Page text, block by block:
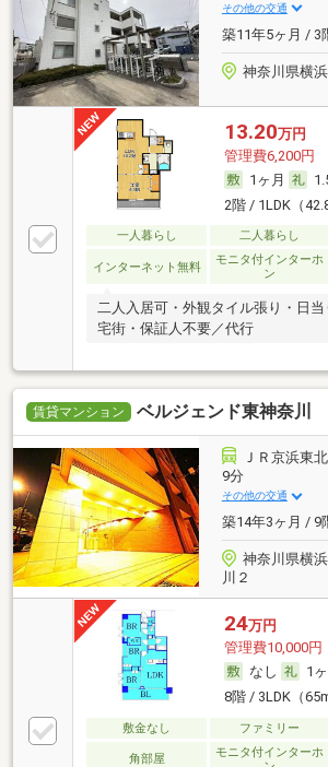
その他の交通
築11年5ヶ月 / 3
神奈川県横
13.20万円
管理費6,200円
1ヶ月
2階 / 1LDK（
一人暮らし 二人暮らし
インターネット無料
モニタ付インターホ
ン
二人入居可・外観タイル張り・日
宅街・保証人不要／代行
賃貸マンション ベルジェンド東神奈川
ＪＲ京浜東
9分
その他の交通
築14年3ヶ月 / 9
神奈川県横
川２
24万円
管理費10,000円
なし
1
8階 / 3LDK（
敷金なし ファミリー
角部屋
モニタ付インターホ